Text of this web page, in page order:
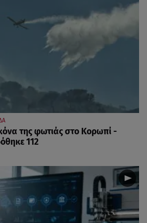
της φωτιάς στο Κορωπί -
112